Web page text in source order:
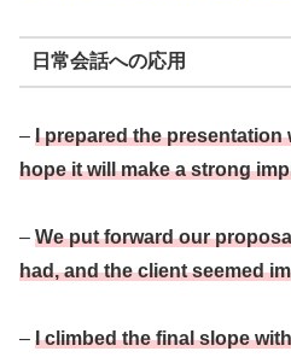
日常会話への応用
– I prepared the presentation
hope it will make a strong
– We put forward our
had, and the client seemed
– I climbed the final slope